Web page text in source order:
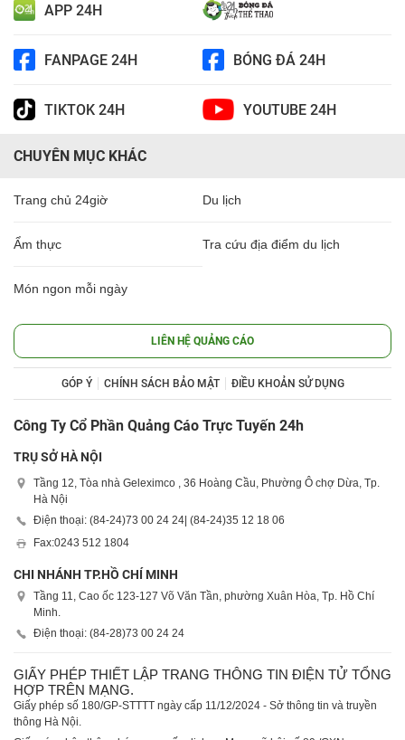
APP 24H
FANPAGE 24H BÓNG ĐÁ 24H
TIKTOK 24H YOUTUBE 24H
CHUYÊN MỤC KHÁC
Trang chủ 24giờ Du lịch
Ẩm thực Tra cứu địa điểm du lịch
Món ngon mỗi ngày
LIÊN HỆ QUẢNG CÁO
GÓP Ý CHÍNH SÁCH BẢO MẬT ĐIỀU KHOẢN SỬ DỤNG
Công Ty Cổ Phần Quảng Cáo Trực Tuyến 24h
TRỤ SỞ HÀ NỘI
Tầng 12, Tòa nhà Geleximco , 36 Hoàng Cầu, Phường Ô chợ Dừa, Tp.
Hà Nội
Điện thoại: (84-24)73 00 24 24 | (84-24)35 12 18 06
Fax:0243 512 1804
CHI NHÁNH TP.HỒ CHÍ MINH
Tầng 11, Cao ốc 123-127 Võ Văn Tần, phường Xuân Hòa, Tp. Hồ Chí
Minh.
Điện thoại: (84-28)73 00 24 24
GIẤY PHÉP THIẾT LẬP TRANG THÔNG TIN ĐIỆN TỬ TỔNG
HỢP TRÊN MẠNG.
Giấy phép số 180/GP-STTTT ngày cấp 11/12/2024 - Sở thông tin và truyền
thông Hà Nội.